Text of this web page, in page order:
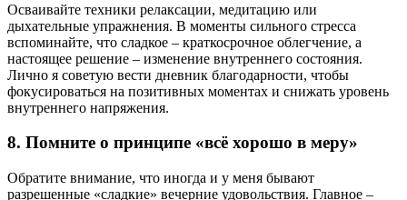
Осваивайте техники релаксации, медитацию или
дыхательные упражнения. В моменты сильного стресса
вспоминайте, что сладкое – краткосрочное облегчение, а
настоящее решение – изменение внутреннего состояния.
Лично я советую вести дневник благодарности, чтобы
фокусироваться на позитивных моментах и снижать уровень
внутреннего напряжения.
8. Помните о принципе «всё хорошо в меру»
Обратите внимание, что иногда и у меня бывают
разрешенные «сладкие» вечерние удовольствия. Главное –